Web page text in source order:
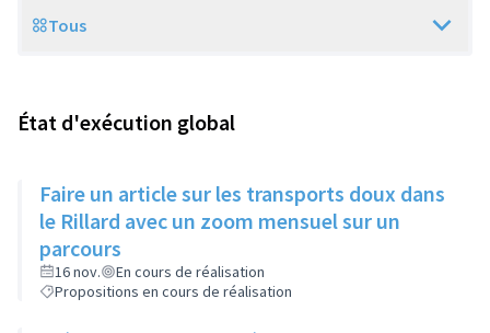
Scope
Tous
État d'exécution global
Faire un article sur les transports doux dans
le Rillard avec un zoom mensuel sur un
parcours
16 nov.
En cours de réalisation
Propositions en cours de réalisation